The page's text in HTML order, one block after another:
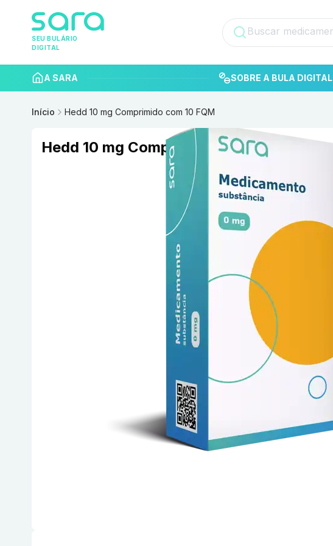
SEU BULÁRIO
DIGITAL
A SARA SOBRE A BULA DIGITAL
Início Hedd 10 mg Comprimido com 10 FQM
Hedd 10 mg Comprimido com 10 FQM